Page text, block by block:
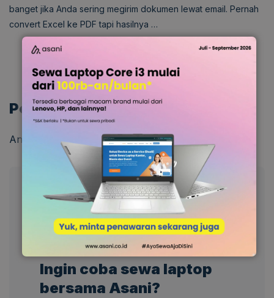
banget jika Anda sering megirim dokumen lewat email. Pernah
convert Excel ke PDF tapi hasilnya …
Post comment
Anda harusmasuk untuk berkomentar.
Ingin coba sewa laptop
bersama Asani?